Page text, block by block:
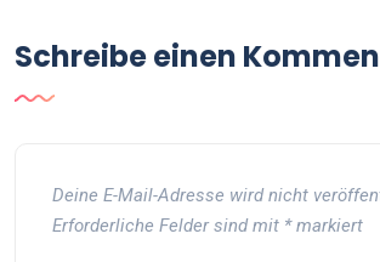
Schreibe einen
Deine E-Mail-Adresse wird nicht
Erforderliche Felder sind mit *markiert